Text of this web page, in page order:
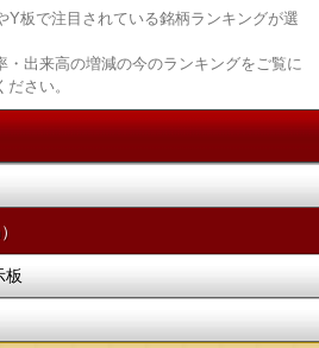
Y板で注目されている銘柄ランキングが選
・出来高の増減の今のランキングをご覧に
さい。
板